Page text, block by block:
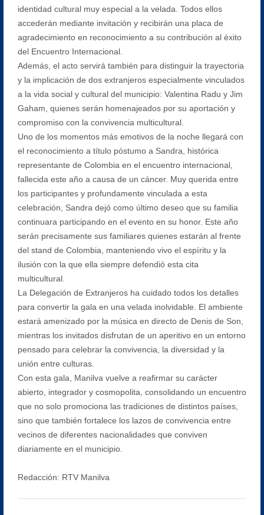
identidad cultural muy especial a la velada. Todos ellos
accederán mediante invitación y recibirán una placa de
agradecimiento en reconocimiento a su contribución al éxito
del Encuentro Internacional.
Además, el acto servirá también para distinguir la trayectoria
y la implicación de dos extranjeros especialmente vinculados
a la vida social y cultural del municipio: Valentina Radu y Jim
Gaham, quienes serán homenajeados por su aportación y
compromiso con la convivencia multicultural.
Uno de los momentos más emotivos de la noche llegará con
el reconocimiento a título póstumo a Sandra, histórica
representante de Colombia en el encuentro internacional,
fallecida este año a causa de un cáncer. Muy querida entre
los participantes y profundamente vinculada a esta
celebración, Sandra dejó como último deseo que su familia
continuara participando en el evento en su honor. Este año
serán precisamente sus familiares quienes estarán al frente
del stand de Colombia, manteniendo vivo el espíritu y la
ilusión con la que ella siempre defendió esta cita
multicultural.
La Delegación de Extranjeros ha cuidado todos los detalles
para convertir la gala en una velada inolvidable. El ambiente
estará amenizado por la música en directo de Denis de Son,
mientras los invitados disfrutan de un aperitivo en un entorno
pensado para celebrar la convivencia, la diversidad y la
unión entre culturas.
Con esta gala, Manilva vuelve a reafirmar su carácter
abierto, integrador y cosmopolita, consolidando un encuentro
que no solo promociona las tradiciones de distintos países,
sino que también fortalece los lazos de convivencia entre
vecinos de diferentes nacionalidades que conviven
diariamente en el municipio.
Redacción: RTV Manilva